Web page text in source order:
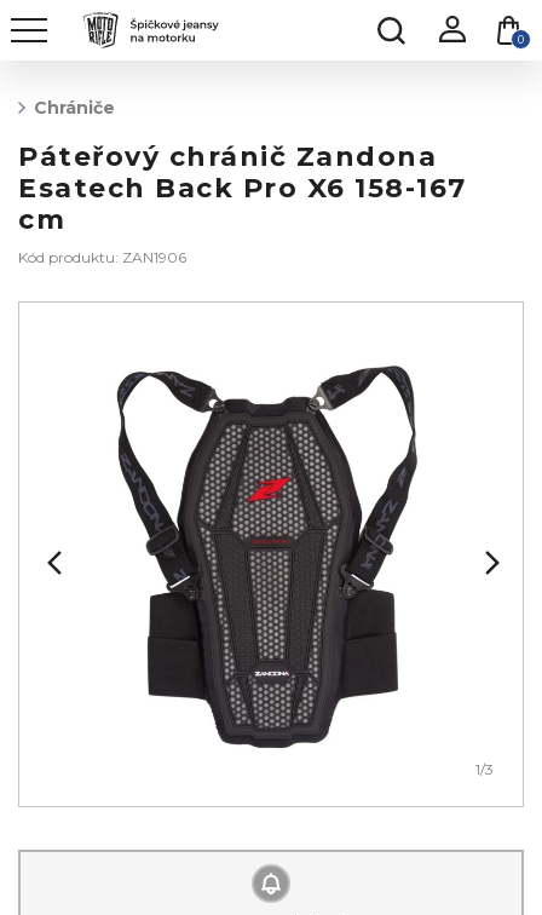
0
Chrániče
Páteřový chránič Zandona
Esatech Back Pro X6 158-167
cm
Kód produktu: ZAN1906
1/3